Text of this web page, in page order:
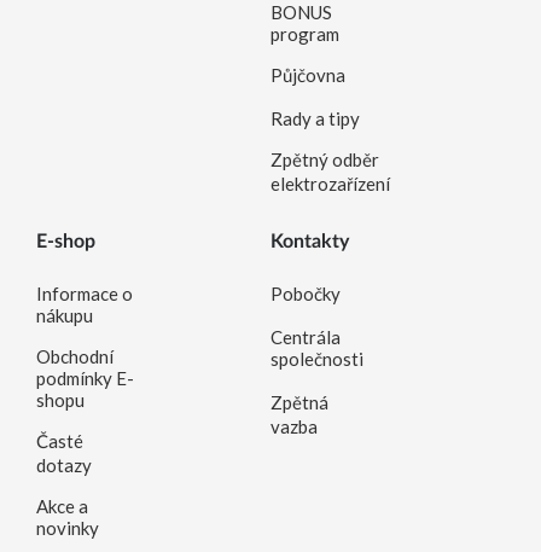
BONUS
program
Půjčovna
Rady a tipy
Zpětný odběr
elektrozařízení
E-shop
Informace o
nákupu
Obchodní
podmínky E-
shopu
Časté
dotazy
Akce a
novinky
Kontakty
Pobočky
Centrála
společnosti
Zpětná
vazba